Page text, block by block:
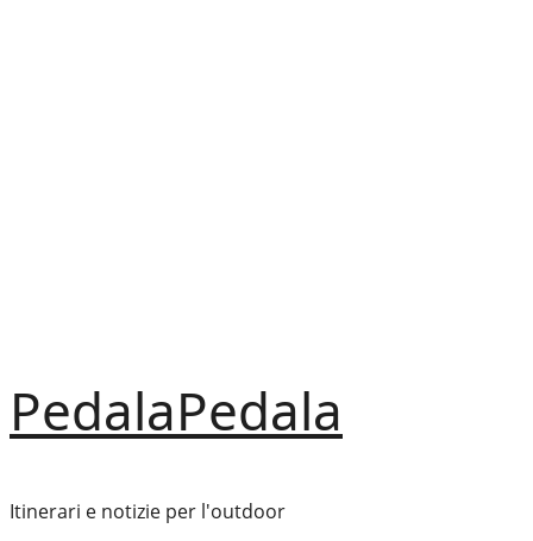
PedalaPedala
Itinerari e notizie per l'outdoor